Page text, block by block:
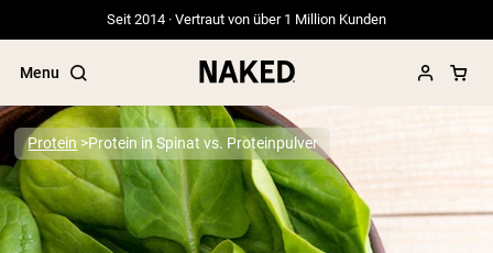
Seit 2014 · Vertraut von über 1 Million Kunden
Menu
Beliebte Suchbegriffe
Protein Protein in Spinat vs. Proteinpulver